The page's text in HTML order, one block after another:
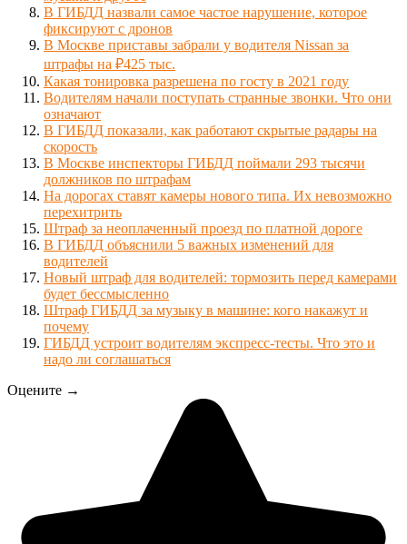
В ГИБДД назвали самое частое нарушение, которое
фиксируют с дронов
В Москве приставы забрали у водителя Nissan за
штрафы на ₽425 тыс.
Какая тонировка разрешена по госту в 2021 году
Водителям начали поступать странные звонки. Что они
означают
В ГИБДД показали, как работают скрытые радары на
скорость
В Москве инспекторы ГИБДД поймали 293 тысячи
должников по штрафам
На дорогах ставят камеры нового типа. Их невозможно
перехитрить
Штраф за неоплаченный проезд по платной дороге
В ГИБДД объяснили 5 важных изменений для
водителей
Новый штраф для водителей: тормозить перед камерами
будет бессмысленно
Штраф ГИБДД за музыку в машине: кого накажут и
почему
ГИБДД устроит водителям экспресс-тесты. Что это и
надо ли соглашаться
Оцените →